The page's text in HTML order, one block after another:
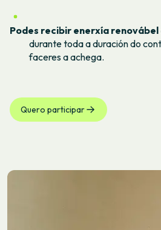
Podes recibir enerxía
durante toda a duración do
faceres a achega.
Quero participar